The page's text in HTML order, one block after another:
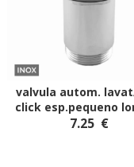
valvula autom.
click esp.pequeno
7.25 €